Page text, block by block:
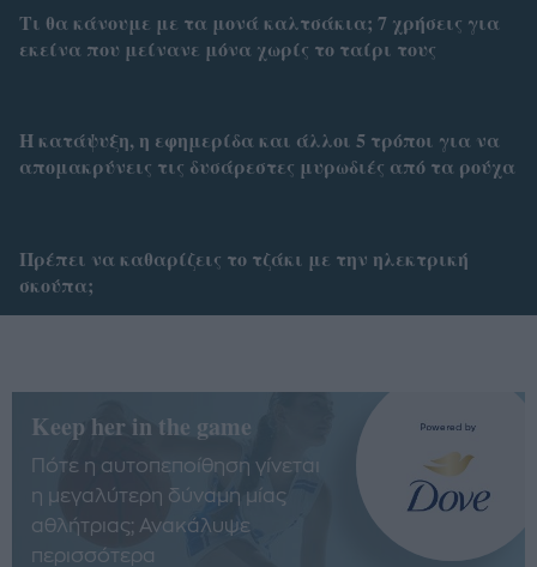
Τι θα κάνουμε με τα μονά καλτσάκια; 7 χρήσεις για
εκείνα που μείνανε μόνα χωρίς το ταίρι τους
Η κατάψυξη, η εφημερίδα και άλλοι 5 τρόποι για να
απομακρύνεις τις δυσάρεστες μυρωδιές από τα ρούχα
Πρέπει να καθαρίζεις το τζάκι με την ηλεκτρική
σκούπα;
Keep her in the game
Πότε η αυτοπεποίθηση γίνεται
η μεγαλύτερη δύναμη μίας
αθλήτριας; Ανακάλυψε
περισσότερα